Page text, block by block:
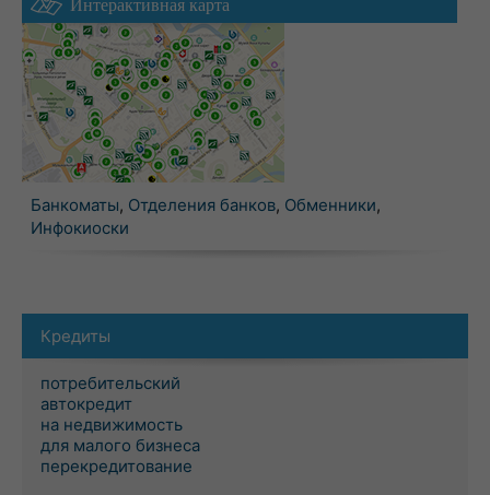
Интерактивная карта
Банкоматы, Отделения банков, Обменники,
Инфокиоски
Кредиты
потребительский
автокредит
на недвижимость
для малого бизнеса
перекредитование